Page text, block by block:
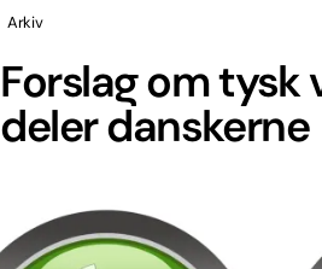
Forslag om tysk
deler danskerne
Arkiv